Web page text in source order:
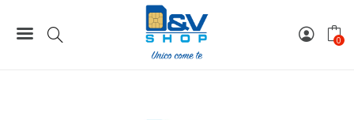
0
SIM Wind3 Numero Facile 3AAA633633 Da Attivare